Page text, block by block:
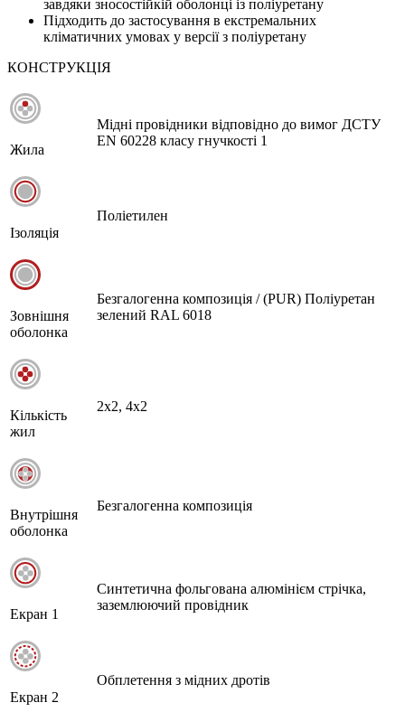
завдяки зносостійкій оболонці із поліуретану
Підходить до застосування в екстремальних
кліматичних умовах у версії з поліуретану
КОНСТРУКЦІЯ
Жила
Мідні провідники відповідно до вимог ДСТУ
EN 60228 класу гнучкості 1
Ізоляція
Поліетилен
Зовнішня
оболонка
Безгалогенна композиція / (PUR) Поліуретан
зелений RAL 6018
Кількість
жил
2х2, 4х2
Внутрішня
оболонка
Безгалогенна композиція
Екран 1
Синтетична фольгована алюмінієм стрічка,
заземлюючий провідник
Екран 2
Обплетення з мідних дротів